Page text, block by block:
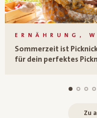
ERNÄHRUNG,
Sommerzeit ist
für dein perfektes
Zu